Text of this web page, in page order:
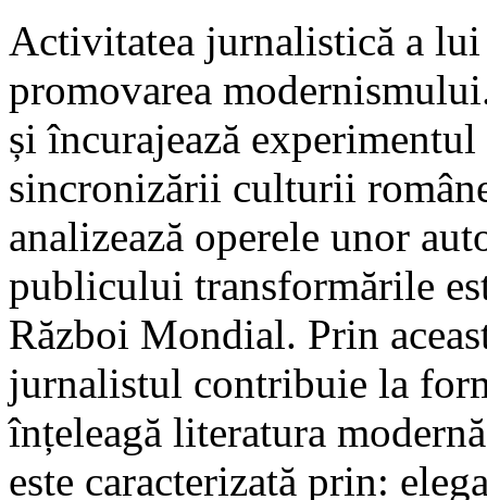
Activitatea jurnalistică a lui
promovarea
și încurajează
sincronizării culturii
analizează operele unor
publicului transformările
Război Mondial. Prin
jurnalistul contribuie la
înțeleagă literatura
este caracterizată prin: